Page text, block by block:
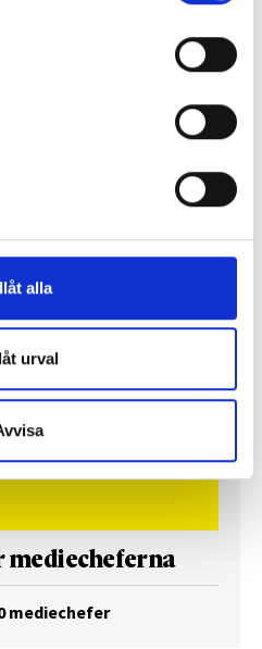
alla
urval
för redaktion
mediecheferna
mediechefer